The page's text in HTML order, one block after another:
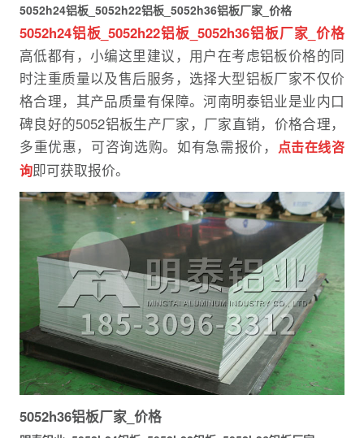
5052h24铝板_5052h22铝板_5052h36铝板厂家_价格
5052h24铝板_5052h22铝板_5052h36铝板厂家_价格
高低都有，小编这里建议，用户在考虑铝板价格的同
时注重质量以及售后服务，选择大型铝板厂家不仅价
格合理，其产品质量有保障。河南明泰铝业是业内口
碑良好的5052铝板生产厂家，厂家直销，价格合理，
多重优惠，可咨询选购。如有急需报价， 点击在线咨
询即可获取报价。
5052h36铝板厂家_价格